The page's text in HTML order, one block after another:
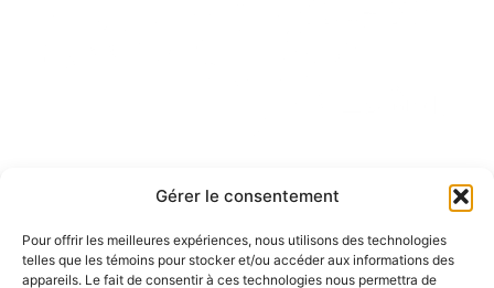
Gérer le consentement
Pour offrir les meilleures expériences, nous utilisons des technologies
telles que les témoins pour stocker et/ou accéder aux informations des
appareils. Le fait de consentir à ces technologies nous permettra de
Téléphone: 418-849-7183 Adresse: 28, chemin des